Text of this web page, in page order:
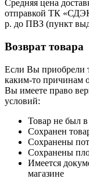
Средняя цена
отправкой ТК
р. до ПВЗ (пункт
Возврат товара
Если Вы приобрели
каким-то причинам
Вы имеете право
условий:
Товар не был
Сохранен
Сохранены
Сохранены
Имеется
магазине